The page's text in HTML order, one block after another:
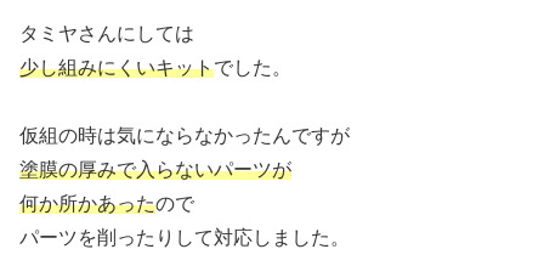
タミヤさんにしては
少し組みにくいキットでした。
仮組の時は気にならなかったんですが
塗膜の厚みで入らないパーツが
何か所かあったので
パーツを削ったりして対応しました。